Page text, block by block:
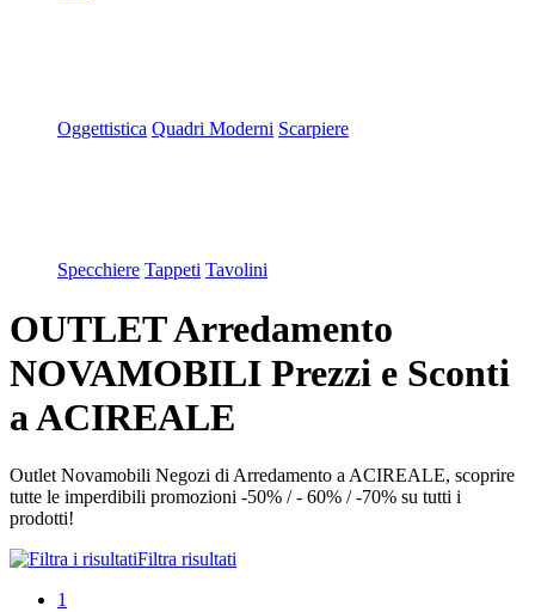
Oggettistica Quadri Moderni Scarpiere
Specchiere Tappeti Tavolini
OUTLET Arredamento
NOVAMOBILI Prezzi e Sconti
a ACIREALE
Outlet Novamobili Negozi di Arredamento a ACIREALE, scoprire
tutte le imperdibili promozioni -50% / - 60% / -70% su tutti i
prodotti!
Filtra risultati
1